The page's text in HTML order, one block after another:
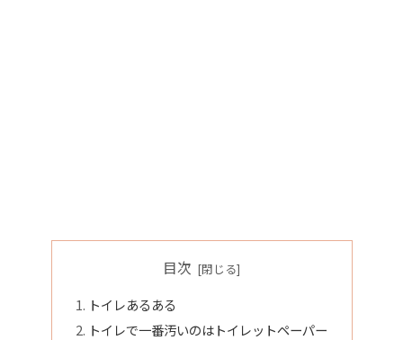
目次
トイレあるある
トイレで一番汚いのはトイレットペーパー